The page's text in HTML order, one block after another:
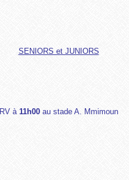
SENIORS et JUNIORS
RV à 11h00au stade A. Mmimoun